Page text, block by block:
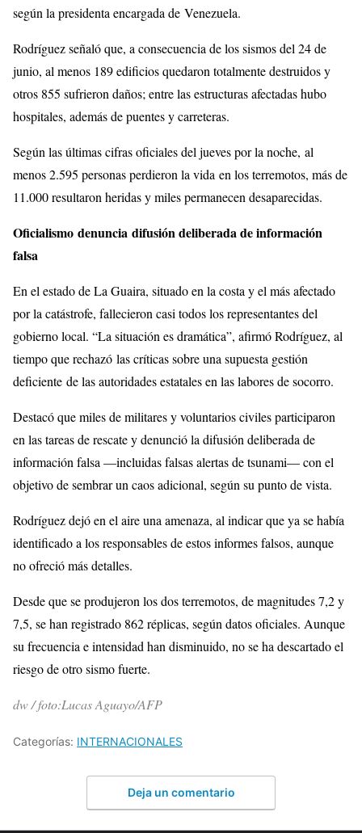
según la presidenta encargada de Venezuela.
Rodríguez señaló que, a consecuencia de los sismos del 24 de
junio, al menos 189 edificios quedaron totalmente destruidos y
otros 855 sufrieron daños; entre las estructuras afectadas hubo
hospitales, además de puentes y carreteras.
Según las últimas cifras oficiales del jueves por la noche, al
menos 2.595 personas perdieron la vida en los terremotos, más de
11.000 resultaron heridas y miles permanecen desaparecidas.
Oficialismo denuncia difusión deliberada de información
falsa
En el estado de La Guaira, situado en la costa y el más afectado
por la catástrofe, fallecieron casi todos los representantes del
gobierno local. “La situación es dramática”, afirmó Rodríguez, al
tiempo que rechazó las críticas sobre una supuesta gestión
deficiente de las autoridades estatales en las labores de socorro.
Destacó que miles de militares y voluntarios civiles participaron
en las tareas de rescate y denunció la difusión deliberada de
información falsa —incluidas falsas alertas de tsunami— con el
objetivo de sembrar un caos adicional, según su punto de vista.
Rodríguez dejó en el aire una amenaza, al indicar que ya se había
identificado a los responsables de estos informes falsos, aunque
no ofreció más detalles.
Desde que se produjeron los dos terremotos, de magnitudes 7,2 y
7,5, se han registrado 862 réplicas, según datos oficiales. Aunque
su frecuencia e intensidad han disminuido, no se ha descartado el
riesgo de otro sismo fuerte.
dw / foto:Lucas Aguayo/AFP
Categorías: INTERNACIONALES
Deja un comentario